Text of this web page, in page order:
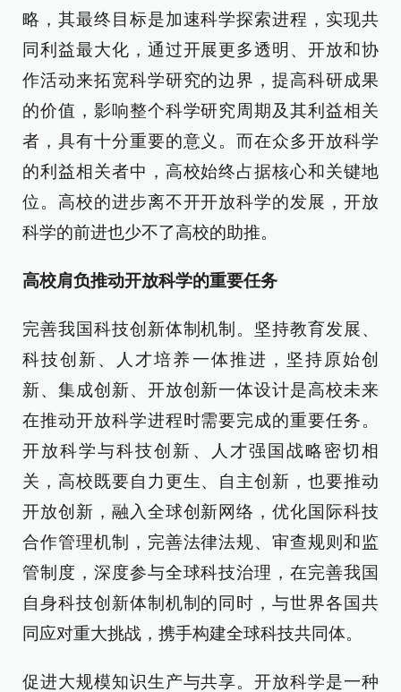
略，其最终目标是加速科学探索进程，实现共
同利益最大化，通过开展更多透明、开放和协
作活动来拓宽科学研究的边界，提高科研成果
的价值，影响整个科学研究周期及其利益相关
者，具有十分重要的意义。而在众多开放科学
的利益相关者中，高校始终占据核心和关键地
位。高校的进步离不开开放科学的发展，开放
科学的前进也少不了高校的助推。
高校肩负推动开放科学的重要任务
完善我国科技创新体制机制。坚持教育发展、
科技创新、人才培养一体推进，坚持原始创
新、集成创新、开放创新一体设计是高校未来
在推动开放科学进程时需要完成的重要任务。
开放科学与科技创新、人才强国战略密切相
关，高校既要自力更生、自主创新，也要推动
开放创新，融入全球创新网络，优化国际科技
合作管理机制，完善法律法规、审查规则和监
管制度，深度参与全球科技治理，在完善我国
自身科技创新体制机制的同时，与世界各国共
同应对重大挑战，携手构建全球科技共同体。
促进大规模知识生产与共享。开放科学是一种